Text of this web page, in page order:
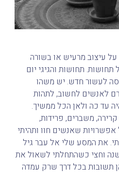
עיצוב מרעיש או בשורה
תחושות והגיגי יום
לעשור חדש. יש משהו
לאנשים לחשוב, לתהות
עד כה ולאן הכל ממשיך.
משברים, פרידות,
אפשרויות שאנשים חוו ותהיתי
את המסע שלי אל עבר גיל
וחצי כשהתחלתי לשאול את
תשובות בכל דרך שרק עמדה